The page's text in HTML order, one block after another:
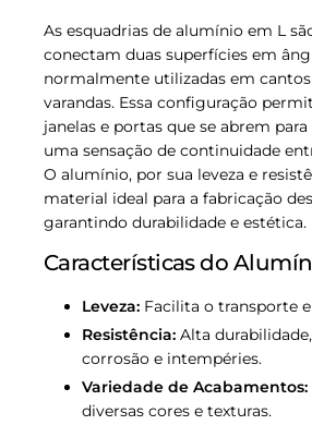
As esquadrias de alumínio em L
conectam duas superfícies em
normalmente utilizadas em cantos
varandas. Essa configuração
janelas e portas que se abrem
uma sensação de continuidade
O alumínio, por sua leveza e
material ideal para a fabricação
garantindo durabilidade e estética.
Características do
Leveza: Facilita o transporte
Resistência: Alta
corrosão e intempéries.
Variedade de Acabamentos:
diversas cores e texturas.